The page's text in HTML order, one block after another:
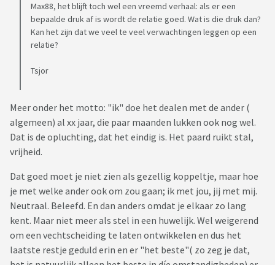
Max88, het blijft toch wel een vreemd verhaal: als er een
bepaalde druk af is wordt de relatie goed. Wat is die druk dan?
Kan het zijn dat we veel te veel verwachtingen leggen op een
relatie?
Tsjor
Meer onder het motto: "ik" doe het dealen met de ander (
algemeen) al xx jaar, die paar maanden lukken ook nog wel.
Dat is de opluchting, dat het eindig is. Het paard ruikt stal,
vrijheid.
Dat goed moet je niet zien als gezellig koppeltje, maar hoe
je met welke ander ook om zou gaan; ik met jou, jij met mij.
Neutraal. Beleefd. En dan anders omdat je elkaar zo lang
kent. Maar niet meer als stel in een huwelijk. Wel weigerend
om een vechtscheiding te laten ontwikkelen en dus het
laatste restje geduld erin en er "het beste"( zo zeg je dat,